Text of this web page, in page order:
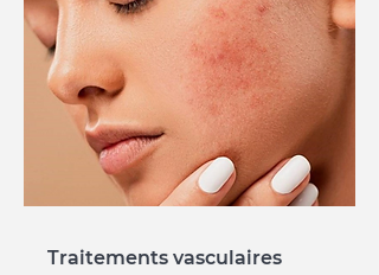
Traitements vasculaires